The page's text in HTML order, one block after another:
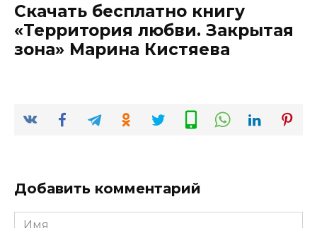
Скачать бесплатно книгу
«Территория любви. Закрытая
зона» Марина Кистяева
Добавить комментарий
Имя